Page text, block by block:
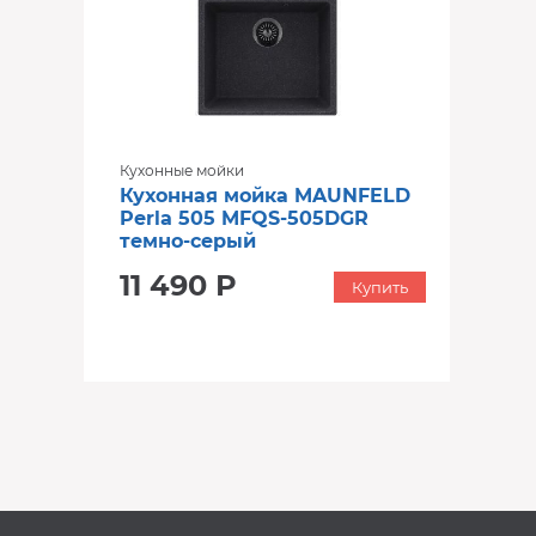
Кухонные мойки
Кухонная мойка MAUNFELD
Perla 505 MFQS-505DGR
темно-серый
11 490 Р Купить